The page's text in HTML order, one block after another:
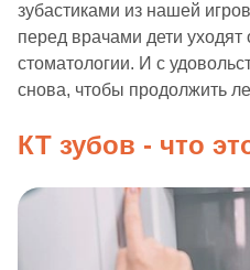
зубастиками из нашей
перед врачами дети
стоматологии. И с
снова, чтобы продолжить
КТ зубов - что